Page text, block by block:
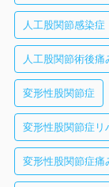
人工股関節感染症
人工股関節術後痛
変形性股関節症
変形性股関節症リ
変形性股関節症痛